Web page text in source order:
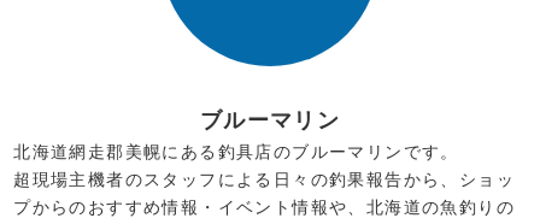
ブルーマリン
北海道網走郡美幌にある釣具店のブルーマリンです。
超現場主機者のスタッフによる日々の釣果報告から、ショッ
プからのおすすめ情報・イベント情報や、北海道の魚釣りの